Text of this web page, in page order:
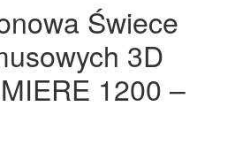
Świece
3D
1200 –